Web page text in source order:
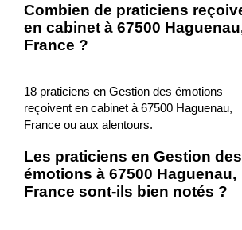
Combien de praticiens
en cabinet à 67500
France ?
18 praticiens en Gestion des émotions
reçoivent en cabinet à 67500 Haguenau,
France ou aux alentours.
Les praticiens en Gestion des
émotions à 67500 Haguenau,
France sont-ils bien notés ?